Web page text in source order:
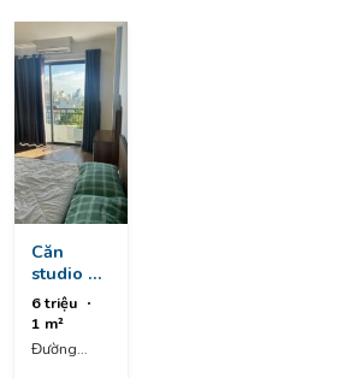
Căn
studio có
ban công
nguyễn
cơ thạch,
ngũ hành
6 triệu
1 m²
Đường